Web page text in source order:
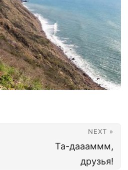
NEXT »
Та-даааммм,
друзья!